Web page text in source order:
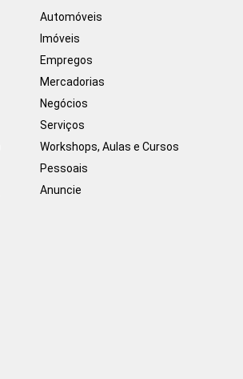
Automóveis
Imóveis
Empregos
Mercadorias
Negócios
Serviços
Workshops, Aulas e Cursos
Pessoais
Anuncie